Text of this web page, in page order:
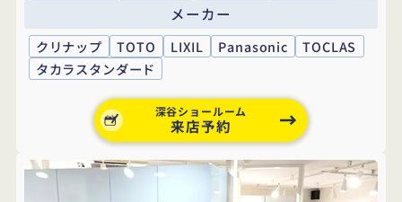
メーカー
クリナップ TOTO LIXIL Panasonic
TOCLAS
タカラスタンダード
深谷ショールーム
来店予約